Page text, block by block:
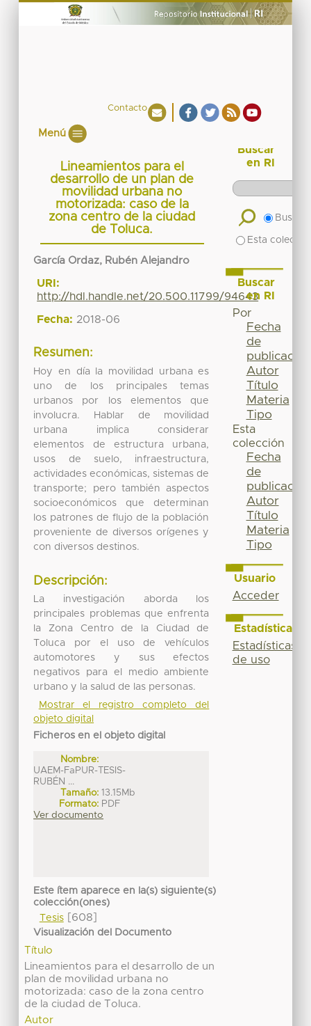
Contacto
Menú
Lineamientos para el
desarrollo de un plan de
movilidad urbana no
motorizada: caso de la
zona centro de la ciudad
de Toluca.
García Ordaz, Rubén Alejandro
URI:
http://hdl.handle.net/20.500.11799/94643
Fecha: 2018-06
Resumen:
Hoy en día la movilidad urbana es
uno de los principales temas
urbanos por los elementos que
involucra. Hablar de movilidad
urbana implica considerar
elementos de estructura urbana,
usos de suelo, infraestructura,
actividades económicas, sistemas de
transporte; pero también aspectos
socioeconómicos que determinan
los patrones de flujo de la población
proveniente de diversos orígenes y
con diversos destinos.
Descripción:
La investigación aborda los
principales problemas que enfrenta
la Zona Centro de la Ciudad de
Toluca por el uso de vehículos
automotores y sus efectos
negativos para el medio ambiente
urbano y la salud de las personas.
Mostrar el registro completo del
objeto digital
Ficheros en el objeto digital
Nombre:
UAEM-FaPUR-TESIS-
RUBÉN ...
Tamaño: 13.15Mb
Formato: PDF
Ver documento
Este ítem aparece en la(s) siguiente(s)
colección(ones)
Tesis[608]
Visualización del Documento
Título
Lineamientos para el desarrollo de un
plan de movilidad urbana no
motorizada: caso de la zona centro
de la ciudad de Toluca.
Autor
Buscar
en RI
Buscar
Esta
Buscar
en RI
Por
Fecha
de
publicación
Autor
Título
Materia
Tipo
Esta
colección
Fecha
de
publicación
Autor
Título
Materia
Tipo
Usuario
Acceder
Estadísticas
Estadísticas
de uso